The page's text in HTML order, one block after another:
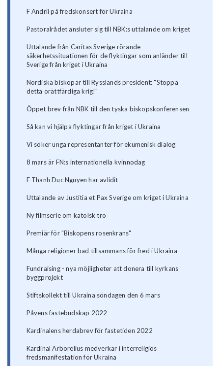
F Andrii på fredskonsert för Ukraina
Pastoralrådet ansluter sig till NBK:s uttalande om kriget
Uttalande från Caritas Sverige rörande
säkerhetssituationen för de flyktingar som anländer till
Sverige från kriget i Ukraina
Nordiska biskopar till Rysslands president: "Stoppa
detta orättfärdiga krig!"
Öppet brev från NBK till den tyska biskopskonferensen
Så kan vi hjälpa flyktingar från kriget i Ukraina
Vi söker unga representanter för ekumenisk dialog
8 mars är FN:s internationella kvinnodag
F Thanh Duc Nguyen har avlidit
Uttalande av Justitia et Pax Sverige om kriget i Ukraina
Ny filmserie om katolsk tro
Premiär för "Biskopens rosenkrans"
Många religioner bad tillsammans för fred i Ukraina
Fundraising - nya möjligheter att donera till kyrkans
byggprojekt
Stiftskollekt till Ukraina söndagen den 6 mars
Påvens fastebudskap 2022
Kardinalens herdabrev för fastetiden 2022
Kardinal Arborelius medverkar i interreligiös
fredsmanifestation för Ukraina